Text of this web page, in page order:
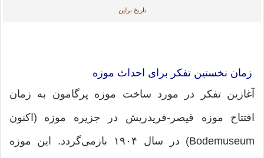
تاریخ برلین
زمان نخستین تفکر برای احداث موزه
آغازین تفکر در مورد ساخت موزه پرگامون به زمان
افتتاح موزه قیصر-فریدریش در جزیره موزه (اکنون
Bodemuseum) در سال ۱۹۰۴ بازمی‌گردد. این موزه